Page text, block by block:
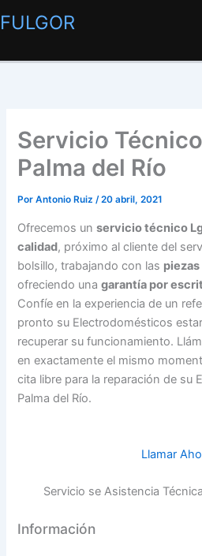
al
FULGOR
Servicio
Palma del Río
PorAntonio Ruiz/20 abril, 2021
Ofrecemos unservicio técnico
calidad, próximo al cliente del
bolsillo, trabajando con las
ofreciendo unagarantía por
Confíe en la experiencia de un
pronto su Electrodomésticos
recuperar su funcionamiento.
en exactamente el mismo
cita libre para la reparación de su
Palma del Río.
Llamar
Servicio se Asistencia
Información